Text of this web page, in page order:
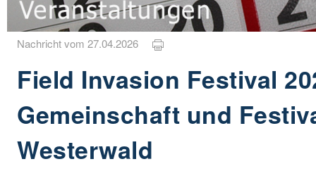
Nachricht vom 27.04.2026
Field Invasion Festival
Gemeinschaft und
Westerwald